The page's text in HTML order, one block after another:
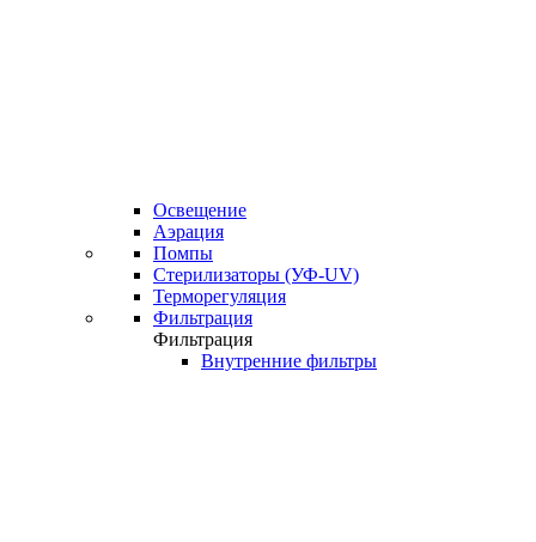
Освещение
Аэрация
Помпы
Стерилизаторы (УФ-UV)
Терморегуляция
Фильтрация
Фильтрация
Внутренние фильтры